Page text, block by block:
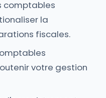
comptables
la
fiscales.
votre gestion